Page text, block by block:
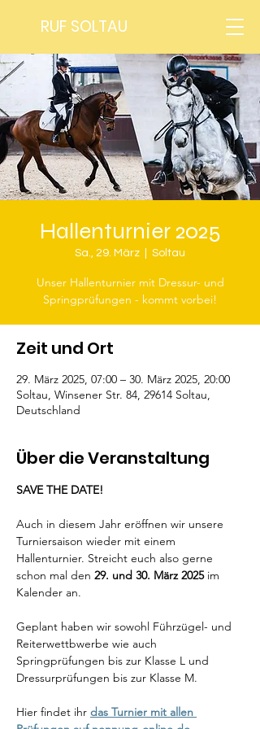
RUF SOLTAU
Hallenturnier 2025
Sa., 29. März Soltau
Unser Hallenturnier mit Dressur- und
Springprüfungen - kommt vorbei!
Zeit und Ort
29. März 2025, 07:00 – 30. März 2025, 20:00
Soltau, Winsener Str. 84, 29614 Soltau,
Deutschland
Über die Veranstaltung
SAVE THE DATE!
Auch in diesem Jahr eröffnen wir unsere
Turniersaison wieder mit einem
Hallenturnier. Streicht euch also gerne
schon mal den 29. und 30. März 2025 im
Kalender an.
Geplant haben wir sowohl Führzügel- und
Reiterwettbwerbe wie auch
Springprüfungen bis zur Klasse L und
Dressurprüfungen bis zur Klasse M.
Hier findet ihr das Turnier mit allen